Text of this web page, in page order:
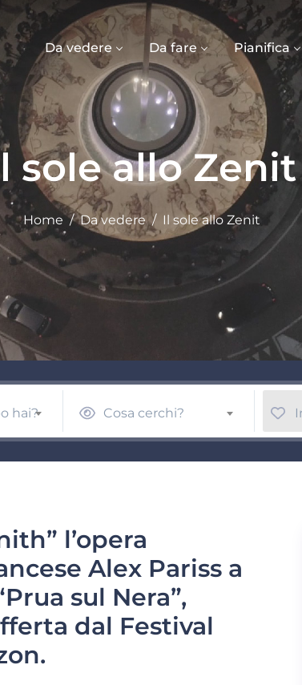
Da vedere Da fare Pianifica
sole allo Zenit
Home Da vedere Il sole allo Zenit
hai? Cosa cerchi?
l’opera
Alex Pariss a
sul Nera”,
dal Festival